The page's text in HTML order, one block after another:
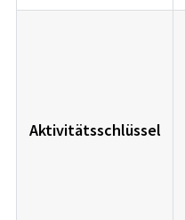
Aktivitätsschlüssel